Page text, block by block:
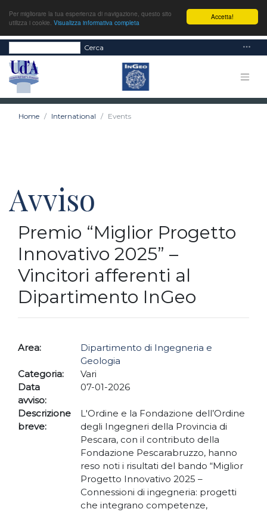
Accetta!
Per migliorare la tua esperienza di navigazione, questo sito
utilizza i cookie. Visualizza informativa completa
Cerca
Home International Events
Avviso
Premio “Miglior Progetto
Innovativo 2025” –
Vincitori afferenti al
Dipartimento InGeo
Area:
Dipartimento di Ingegneria e
Geologia
Categoria:
Vari
Data
avviso:
07-01-2026
Descrizione
breve:
L'Ordine e la Fondazione dell’Ordine
degli Ingegneri della Provincia di
Pescara, con il contributo della
Fondazione Pescarabruzzo, hanno
reso noti i risultati del bando “Miglior
Progetto Innovativo 2025 –
Connessioni di ingegneria: progetti
che integrano competenze,